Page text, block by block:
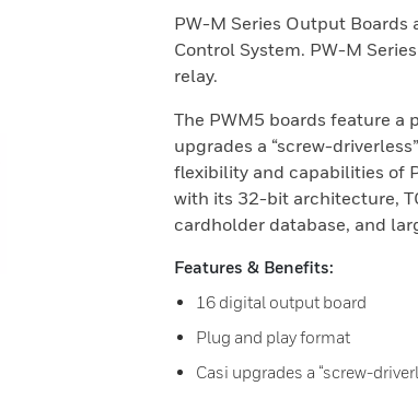
PW-M Series Output Boards
Control System. PW-M
relay.
The PWM5 boards feature a
upgrades a “screw-
flexibility and capabilities of
with its 32-bit architecture,
cardholder database, and
Features & Benefits:
16 digital output board
Plug and play format
Casi upgrades a “screw-